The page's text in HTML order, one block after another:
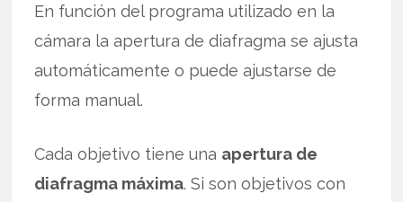
En función del programa utilizado en la
cámara la apertura de diafragma se ajusta
automáticamente o puede ajustarse de
forma manual.
Cada objetivo tiene una apertura de
diafragma máxima. Si son objetivos con